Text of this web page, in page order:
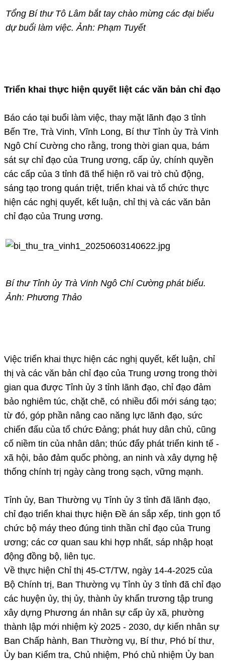
Tổng Bí thư Tô Lâm bắt tay chào mừng các đại biểu
dự buổi làm việc. Ảnh: Phạm Tuyết
Triển khai thực hiện quyết liệt các văn bản chỉ đạo
Báo cáo tại buổi làm việc, thay mặt lãnh đạo 3 tỉnh
Bến Tre, Trà Vinh, Vĩnh Long, Bí thư Tỉnh ủy Trà Vinh
Ngô Chí Cường cho rằng, trong thời gian qua, bám
sát sự chỉ đạo của Trung ương, cấp ủy, chính quyền
các cấp của 3 tỉnh đã thể hiện rõ vai trò chủ động,
sáng tạo trong quán triệt, triển khai và tổ chức thực
hiện các nghị quyết, kết luận, chỉ thị và các văn bản
chỉ đạo của Trung ương.
Bí thư Tỉnh ủy Trà Vinh Ngô Chí Cường phát biểu.
Ảnh: Phương Thảo
Việc triển khai thực hiện các nghị quyết, kết luận, chỉ
thị và các văn bản chỉ đạo của Trung ương trong thời
gian qua được Tỉnh ủy 3 tỉnh lãnh đạo, chỉ đạo đảm
bảo nghiêm túc, chặt chẽ, có nhiều đổi mới sáng tạo;
từ đó, góp phần nâng cao năng lực lãnh đạo, sức
chiến đấu của tổ chức Đảng; phát huy dân chủ, cũng
cố niềm tin của nhân dân; thúc đẩy phát triển kinh tế -
xã hội, bảo đảm quốc phòng, an ninh và xây dựng hệ
thống chính trị ngày càng trong sạch, vững mạnh.
Tỉnh ủy, Ban Thường vụ Tỉnh ủy 3 tỉnh đã lãnh đạo,
chỉ đạo triển khai thực hiện Đề án sắp xếp, tinh gọn tổ
chức bộ máy theo đúng tinh thần chỉ đạo của Trung
ương; các cơ quan sau khi hợp nhất, sáp nhập hoạt
động đồng bộ, liên tục.
Về thực hiện Chỉ thị 45-CT/TW, ngày 14-4-2025 của
Bộ Chính trị, Ban Thường vụ Tỉnh ủy 3 tỉnh đã chỉ đạo
các huyện ủy, thị ủy, thành ủy khẩn trương tập trung
xây dựng Phương án nhân sự cấp ủy xã, phường
thành lập mới nhiệm kỳ 2025 - 2030, dự kiến nhân sự
Ban Chấp hành, Ban Thường vụ, Bí thư, Phó bí thư,
Ủy ban Kiểm tra, Chủ nhiệm, Phó chủ nhiệm Ủy ban